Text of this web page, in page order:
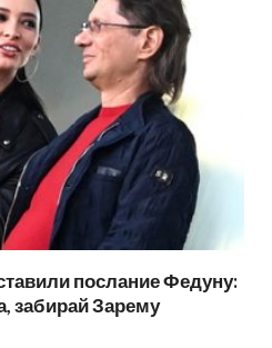
послание Федуну:
забирай Зарему